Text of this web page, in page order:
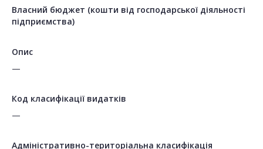
Власний бюджет (кошти від господарської діяльності
підприємства)
Опис
—
Код класифікації видатків
—
Адміністративно-територіальна класифікація